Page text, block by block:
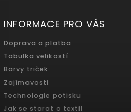
INFORMACE PRO VÁS
Doprava a platba
Tabulka velikostí
Barvy triček
Zajímavosti
Technologie potisku
Jak se starat o textil